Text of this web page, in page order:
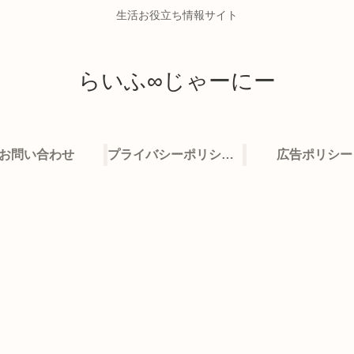
生活お役立ち情報サイト
らいふ∞じゃーにー
問い合わせ プライバシーポリシー・免責事項 広告ポリシー